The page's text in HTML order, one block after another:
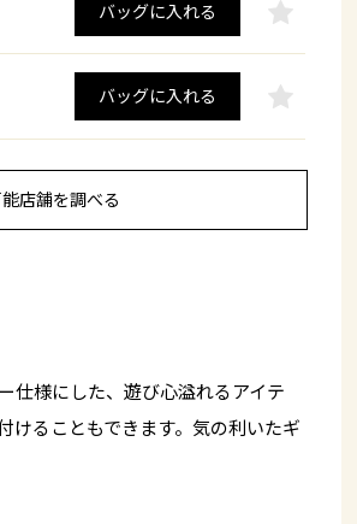
バッグに入れる
バッグに入れる
店舗を調べる
仕様にした、遊び心溢れるアイテ
けることもできます。気の利いたギ